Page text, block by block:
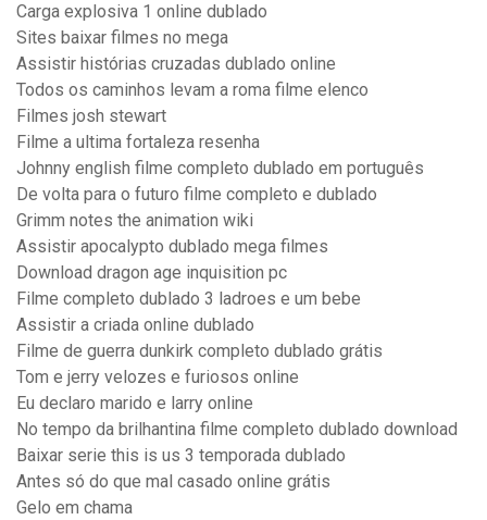
Carga explosiva 1 online dublado
Sites baixar filmes no mega
Assistir histórias cruzadas dublado online
Todos os caminhos levam a roma filme elenco
Filmes josh stewart
Filme a ultima fortaleza resenha
Johnny english filme completo dublado em português
De volta para o futuro filme completo e dublado
Grimm notes the animation wiki
Assistir apocalypto dublado mega filmes
Download dragon age inquisition pc
Filme completo dublado 3 ladroes e um bebe
Assistir a criada online dublado
Filme de guerra dunkirk completo dublado grátis
Tom e jerry velozes e furiosos online
Eu declaro marido e larry online
No tempo da brilhantina filme completo dublado download
Baixar serie this is us 3 temporada dublado
Antes só do que mal casado online grátis
Gelo em chama